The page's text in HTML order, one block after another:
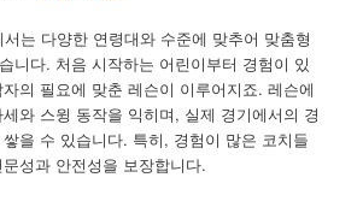
는 다양한 연령대와 수준에 맞추어 맞춤형
니다. 처음 시작하는 어린이부터 경험이 있
의 필요에 맞춘 레슨이 이루어지죠. 레슨에
와 스윙 동작을 익히며, 실제 경기에서의 경
을 수 있습니다. 특히, 경험이 많은 코치들
성과 안전성을 보장합니다.